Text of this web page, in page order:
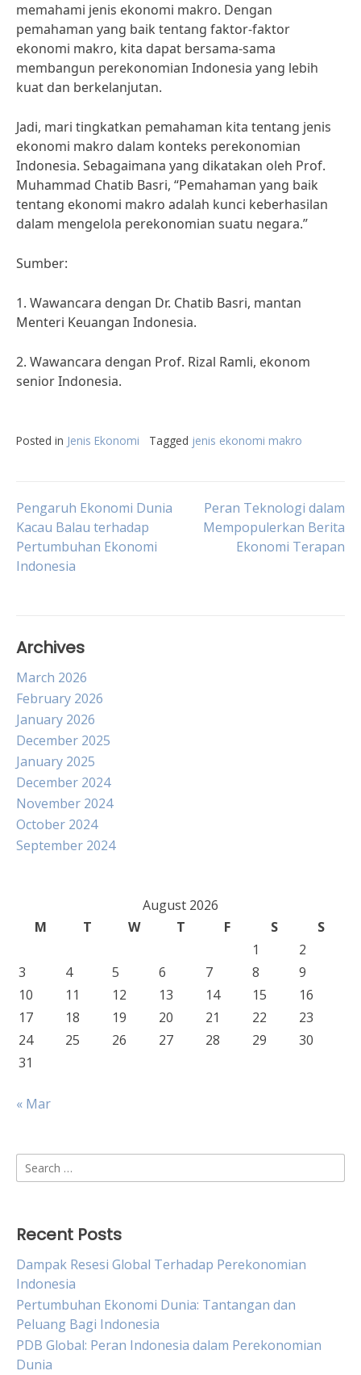
memahami jenis ekonomi makro. Dengan
pemahaman yang baik tentang faktor-faktor
ekonomi makro, kita dapat bersama-sama
membangun perekonomian Indonesia yang lebih
kuat dan berkelanjutan.
Jadi, mari tingkatkan pemahaman kita tentang jenis
ekonomi makro dalam konteks perekonomian
Indonesia. Sebagaimana yang dikatakan oleh Prof.
Muhammad Chatib Basri, “Pemahaman yang baik
tentang ekonomi makro adalah kunci keberhasilan
dalam mengelola perekonomian suatu negara.”
Sumber:
1. Wawancara dengan Dr. Chatib Basri, mantan
Menteri Keuangan Indonesia.
2. Wawancara dengan Prof. Rizal Ramli, ekonom
senior Indonesia.
Posted in Jenis Ekonomi Tagged jenis ekonomi makro
Post
navigation
Pengaruh Ekonomi Dunia
Kacau Balau terhadap
Pertumbuhan Ekonomi
Indonesia
Peran Teknologi dalam
Mempopulerkan Berita
Ekonomi Terapan
Archives
March 2026
February 2026
January 2026
December 2025
January 2025
December 2024
November 2024
October 2024
September 2024
August 2026
M
T W T F S
S
1
2
3
4 5 6 7 8
9
10
11 12 13 14 15
16
17
18 19 20 21 22
23
24
25 26 27 28 29
30
31
« Mar
Search
for:
Recent Posts
Dampak Resesi Global Terhadap Perekonomian
Indonesia
Pertumbuhan Ekonomi Dunia: Tantangan dan
Peluang Bagi Indonesia
PDB Global: Peran Indonesia dalam Perekonomian
Dunia